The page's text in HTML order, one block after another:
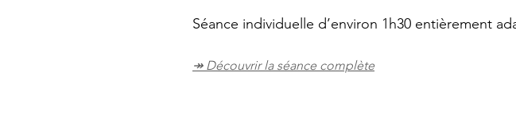
Séance individuelle d’environ 1h30 entièrement
↠ Découvrir la séance complète